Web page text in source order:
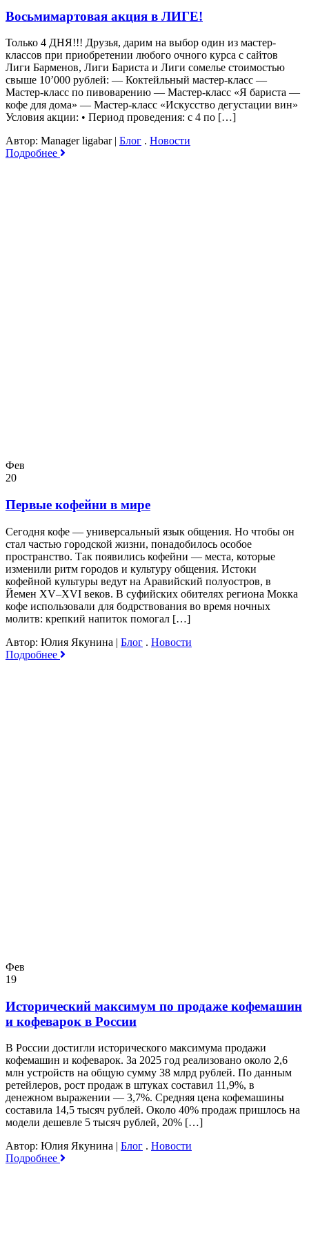
Восьмимартовая акция в ЛИГЕ!
Только 4 ДНЯ!!! Друзья, дарим на выбор один из мастер-
классов при приобретении любого очного курса с сайтов
Лиги Барменов, Лиги Бариста и Лиги сомелье стоимостью
свыше 10’000 рублей: — Коктейльный мастер-класс —
Мастер-класс по пивоварению — Мастер-класс «Я бариста —
кофе для дома» — Мастер-класс «Искусство дегустации вин»
Условия акции: • Период проведения: с 4 по […]
Автор: Manager ligabar | Блог . Новости
Подробнее
Фев
20
Первые кофейни в мире
Сегодня кофе — универсальный язык общения. Но чтобы он
стал частью городской жизни, понадобилось особое
пространство. Так появились кофейни — места, которые
изменили ритм городов и культуру общения. Истоки
кофейной культуры ведут на Аравийский полуостров, в
Йемен XV–XVI веков. В суфийских обителях региона Мокка
кофе использовали для бодрствования во время ночных
молитв: крепкий напиток помогал […]
Автор: Юлия Якунина | Блог . Новости
Подробнее
Фев
19
Исторический максимум по продаже кофемашин
и кофеварок в России
В России достигли исторического максимума продажи
кофемашин и кофеварок. За 2025 год реализовано около 2,6
млн устройств на общую сумму 38 млрд рублей. По данным
ретейлеров, рост продаж в штуках составил 11,9%, в
денежном выражении — 3,7%. Средняя цена кофемашины
составила 14,5 тысяч рублей. Около 40% продаж пришлось на
модели дешевле 5 тысяч рублей, 20% […]
Автор: Юлия Якунина | Блог . Новости
Подробнее